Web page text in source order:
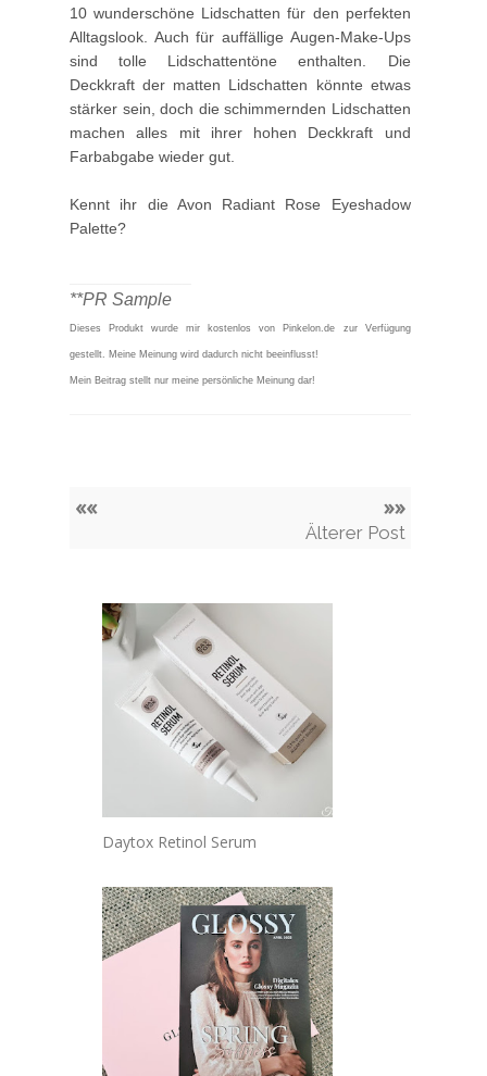
10 wunderschöne Lidschatten für den perfekten
Alltagslook. Auch für auffällige Augen-Make-Ups
sind tolle Lidschattentöne enthalten. Die
Deckkraft der matten Lidschatten könnte etwas
stärker sein, doch die schimmernden Lidschatten
machen alles mit ihrer hohen Deckkraft und
Farbabgabe wieder gut.
Kennt ihr die Avon Radiant Rose Eyeshadow
Palette?
**PR Sample
Dieses Produkt wurde mir kostenlos von Pinkelon.de zur Verfügung
gestellt. Meine Meinung wird dadurch nicht beeinflusst!
Mein Beitrag stellt nur meine persönliche Meinung dar!
«« »»
Älterer Post
Daytox Retinol Serum